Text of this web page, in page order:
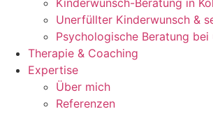
Kinderwunsch-Beratung in
Unerfüllter Kinderwunsch &
Psychologische Beratung
Therapie & Coaching
Expertise
Über mich
Referenzen